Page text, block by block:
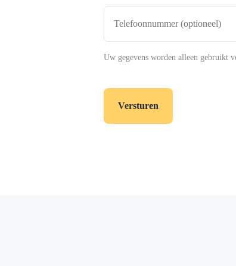
Uw gegevens worden alleen gebruikt